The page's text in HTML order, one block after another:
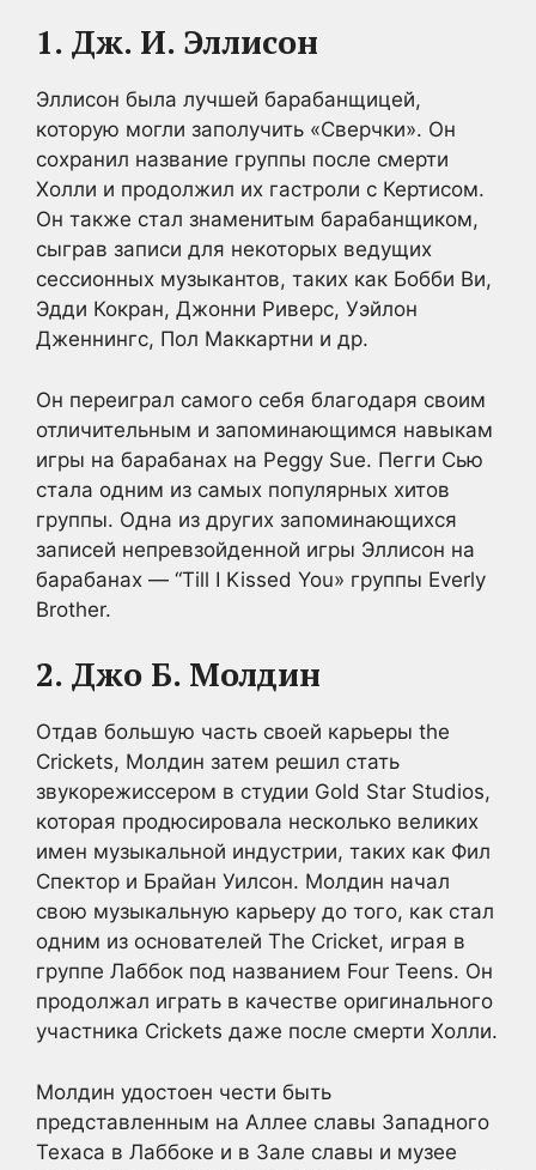
1. Дж. И. Эллисон
Эллисон была лучшей барабанщицей,
которую могли заполучить «Сверчки». Он
сохранил название группы после смерти
Холли и продолжил их гастроли с Кертисом.
Он также стал знаменитым барабанщиком,
сыграв записи для некоторых ведущих
сессионных музыкантов, таких как Бобби Ви,
Эдди Кокран, Джонни Риверс, Уэйлон
Дженнингс, Пол Маккартни и др.
Он переиграл самого себя благодаря своим
отличительным и запоминающимся навыкам
игры на барабанах на Peggy Sue. Пегги Сью
стала одним из самых популярных хитов
группы. Одна из других запоминающихся
записей непревзойденной игры Эллисон на
барабанах — “Till I Kissed You» группы Everly
Brother.
2. Джо Б. Молдин
Отдав большую часть своей карьеры the
Crickets, Молдин затем решил стать
звукорежиссером в студии Gold Star Studios,
которая продюсировала несколько великих
имен музыкальной индустрии, таких как Фил
Спектор и Брайан Уилсон. Молдин начал
свою музыкальную карьеру до того, как стал
одним из основателей The Cricket, играя в
группе Лаббок под названием Four Teens. Он
продолжал играть в качестве оригинального
участника Crickets даже после смерти Холли.
Молдин удостоен чести быть
представленным на Аллее славы Западного
Техаса в Лаббоке и в Зале славы и музее